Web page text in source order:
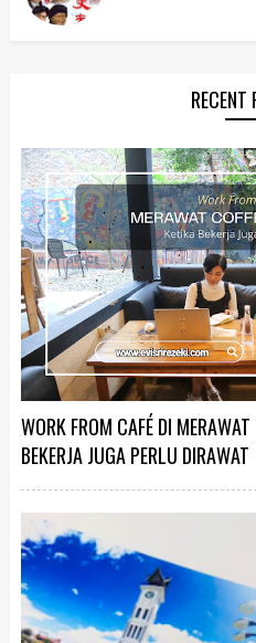
RECENT
WORK FROM CAFÉ DI
BEKERJA JUGA PERLU DIRAWAT